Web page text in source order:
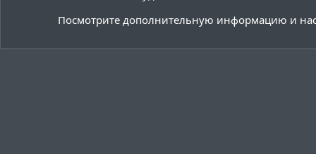
Ресурсы
Посмотрите дополнительную информацию и